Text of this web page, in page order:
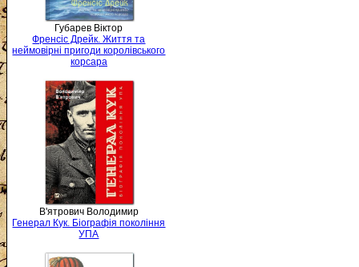
Губарев Віктор
Френсіс Дрейк. Життя та
неймовірні пригоди королівського
корсара
В'ятрович Володимир
Генерал Кук. Біографія покоління
УПА